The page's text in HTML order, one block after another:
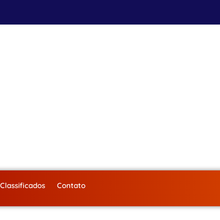
Classificados Contato